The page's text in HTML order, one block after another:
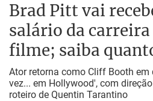
Brad Pitt vai
salário da
filme; saiba
Ator retorna como Cliff Booth em
vez... em Hollywood', com
roteiro de Quentin Tarantino